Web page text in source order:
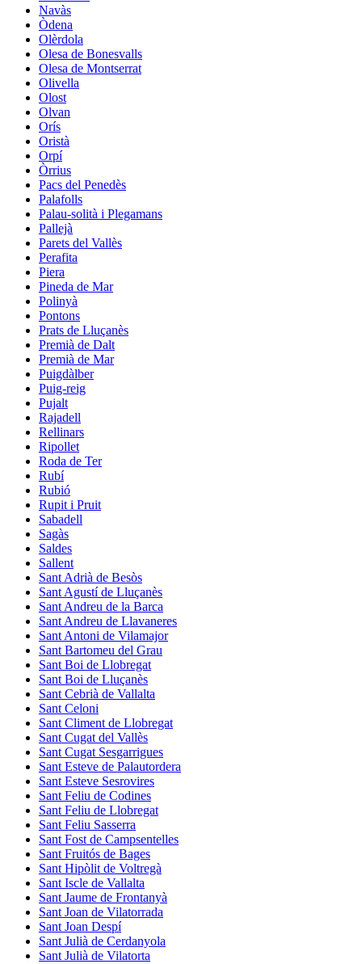
Navàs
Òdena
Olèrdola
Olesa de Bonesvalls
Olesa de Montserrat
Olivella
Olost
Olvan
Orís
Oristà
Orpí
Òrrius
Pacs del Penedès
Palafolls
Palau-solità i Plegamans
Pallejà
Parets del Vallès
Perafita
Piera
Pineda de Mar
Polinyà
Pontons
Prats de Lluçanès
Premià de Dalt
Premià de Mar
Puigdàlber
Puig-reig
Pujalt
Rajadell
Rellinars
Ripollet
Roda de Ter
Rubí
Rubió
Rupit i Pruit
Sabadell
Sagàs
Saldes
Sallent
Sant Adrià de Besòs
Sant Agustí de Lluçanès
Sant Andreu de la Barca
Sant Andreu de Llavaneres
Sant Antoni de Vilamajor
Sant Bartomeu del Grau
Sant Boi de Llobregat
Sant Boi de Lluçanès
Sant Cebrià de Vallalta
Sant Celoni
Sant Climent de Llobregat
Sant Cugat del Vallès
Sant Cugat Sesgarrigues
Sant Esteve de Palautordera
Sant Esteve Sesrovires
Sant Feliu de Codines
Sant Feliu de Llobregat
Sant Feliu Sasserra
Sant Fost de Campsentelles
Sant Fruitós de Bages
Sant Hipòlit de Voltregà
Sant Iscle de Vallalta
Sant Jaume de Frontanyà
Sant Joan de Vilatorrada
Sant Joan Despí
Sant Julià de Cerdanyola
Sant Julià de Vilatorta